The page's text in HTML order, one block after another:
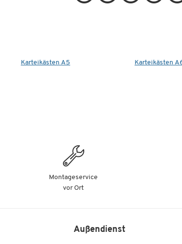
Karteikästen A5 Karteikästen
Montageservice
vor Ort
Außendienst